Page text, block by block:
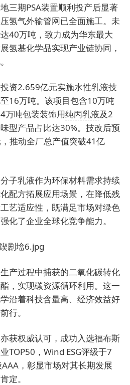
三期PSA装置顺利投产后显著
氢气外输管网已全面施工。未
40万吨，致力成为华东最大
氢基化学品实现产业链协同，
资2.659亿元实施水性乳液技
16万吨。该项目包含10万吨
万吨包装装饰用纯丙乳液及2
型产品占比达30%。技改后预
推动全厂总产值突破41亿
子乳液作为环保材料需求持续
配方拓展应用场景，在降低残
艺适应性，既满足市场对绿色
化了企业全球化竞争能力。
产过程中捕获的二氧化碳转化
，实现碳资源循环利用。这一
沿着科技含量高、经济效益好
行。
获权威认可，成功入选福布斯
TOP50，Wind ESG评级于7
，彰显市场对其长期发展
定。